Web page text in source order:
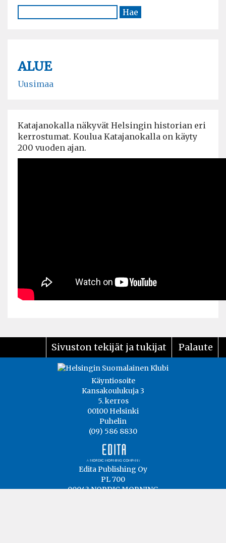
ALUE
Uusimaa
Katajanokalla näkyvät Helsingin historian eri
kerrostumat. Koulua Katajanokalla on käyty
200 vuoden ajan.
Sivuston tekijät ja tukijat Palaute
Käyntiosoite
Kansakoulukuja 3
5. kerros
00100 Helsinki
Puhelin
(09) 586 8830
Edita Publishing Oy
PL 700
00043 NORDIC MORNING